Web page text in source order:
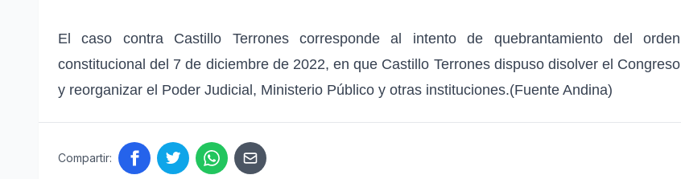
El caso contra Castillo Terrones corresponde al intento de quebrantamiento del orden
constitucional del 7 de diciembre de 2022, en que Castillo Terrones dispuso disolver el Congreso
y reorganizar el Poder Judicial, Ministerio Público y otras instituciones.(Fuente Andina)
Compartir: